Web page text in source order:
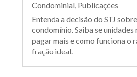
Condominial, Publicações
Entenda a decisão do STJ
condomínio. Saiba se unidades
pagar mais e como funciona o
fração ideal.